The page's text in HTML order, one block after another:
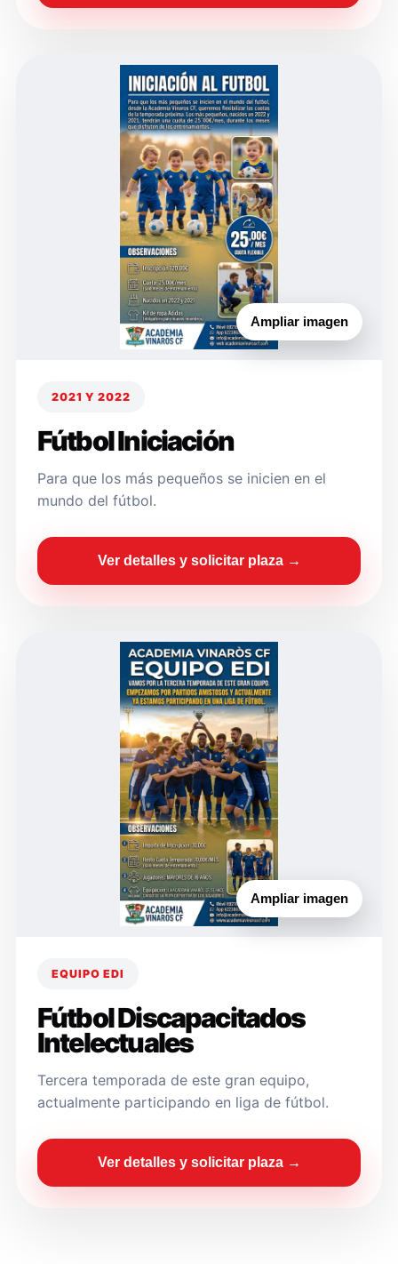
Ampliar imagen
2021 Y 2022
Fútbol Iniciación
Para que los más pequeños se inicien en el
mundo del fútbol.
Ver detalles y solicitar plaza →
Ampliar imagen
EQUIPO EDI
Fútbol Discapacitados
Intelectuales
Tercera temporada de este gran equipo,
actualmente participando en liga de fútbol.
Ver detalles y solicitar plaza →